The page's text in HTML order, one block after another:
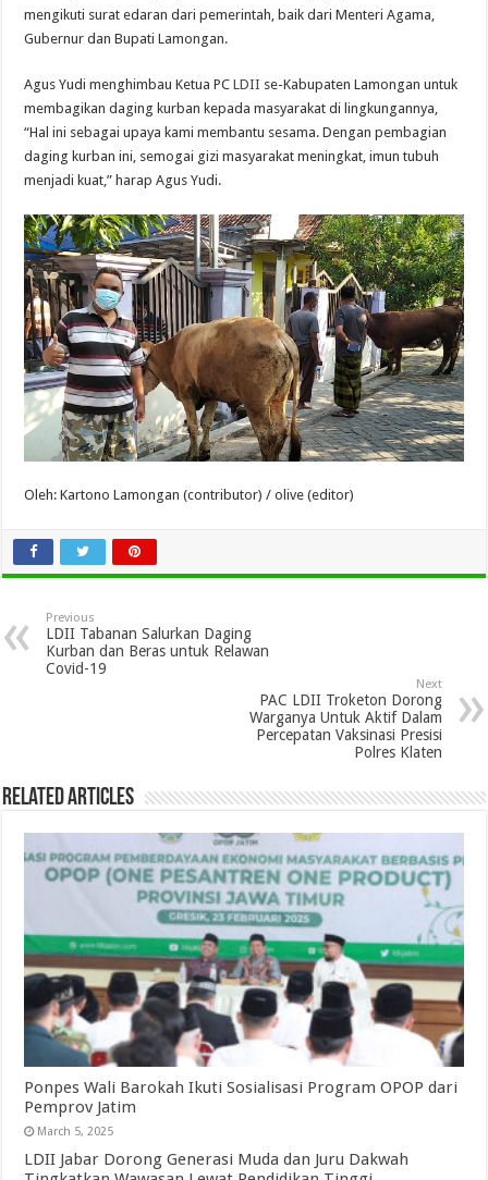
mengikuti surat edaran dari pemerintah, baik dari Menteri Agama,
Gubernur dan Bupati Lamongan.
Agus Yudi menghimbau Ketua PCLDII se-Kabupaten Lamongan untuk
membagikan daging kurban kepada masyarakat di lingkungannya,
“Hal ini sebagai upaya kami membantu sesama. Dengan pembagian
daging kurban ini, semogai gizi masyarakat meningkat, imun tubuh
menjadi kuat,” harap Agus Yudi.
Oleh: Kartono Lamongan (contributor) / olive (editor)
Previous
LDII Tabanan Salurkan Daging
Kurban dan Beras untuk Relawan
Covid-19
Next
PAC LDII Troketon Dorong
Warganya Untuk Aktif Dalam
Percepatan Vaksinasi Presisi
Polres Klaten
Related Articles
Ponpes Wali Barokah Ikuti Sosialisasi Program OPOP dari
Pemprov Jatim
March 5, 2025
LDII Jabar Dorong Generasi Muda dan Juru Dakwah